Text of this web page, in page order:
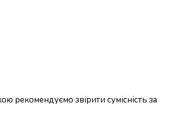
рекомендуємо звірити сумісність за